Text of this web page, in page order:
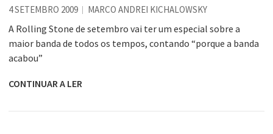
4 SETEMBRO 2009 MARCO ANDREI KICHALOWSKY
A Rolling Stone de setembro vai ter um especial sobre a
maior banda de todos os tempos, contando “porque a banda
acabou”
CONTINUAR A LER